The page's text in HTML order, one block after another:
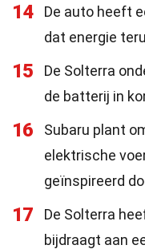
14
De auto heeft
dat energie
15
De Solterra
de batterij in
16
Subaru plant
elektrische
geïnspireerd
17
De Solterra
bijdraagt aan